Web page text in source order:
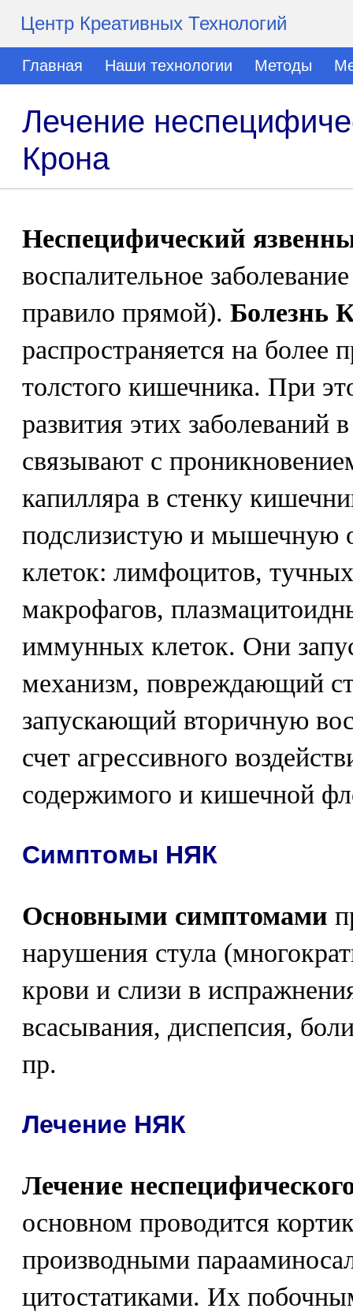
Центр Креативных Технологий
Главная Наши технологии Методы
Лечение
Крона
Неспецифический
воспалительное
правило прямой). Болезнь
распространяется на более
толстого кишечника. При
развития этих заболеваний
связывают с
капилляра в стенку
подслизистую и мышечную
клеток: лимфоцитов,
макрофагов,
иммунных клеток. Они
механизм, повреждающий
запускающий вторичную
счет агрессивного
содержимого и кишечной
Симптомы НЯК
Основными симптомами
нарушения стула
крови и слизи в
всасывания, диспепсия,
пр.
Лечение НЯК
Лечение
основном проводится
производными
цитостатиками. Их